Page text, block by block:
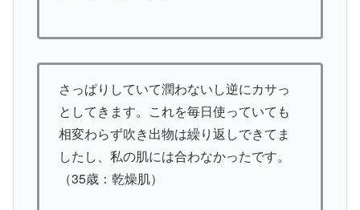
さっぱりしていて潤わないし逆にカサっ
としてきます。これを毎日使っていても
相変わらず吹き出物は繰り返しできてま
したし、私の肌には合わなかったです。
（35歳：乾燥肌）